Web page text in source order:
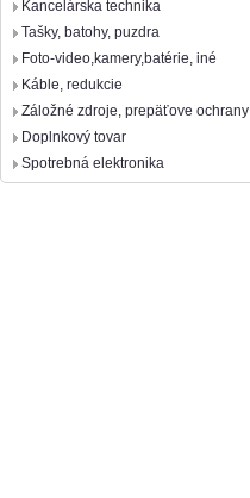
Kancelárska technika
Tašky, batohy, puzdra
Foto-video,kamery,batérie, iné
Káble, redukcie
Záložné zdroje, prepäťove ochrany
Doplnkový tovar
Spotrebná elektronika